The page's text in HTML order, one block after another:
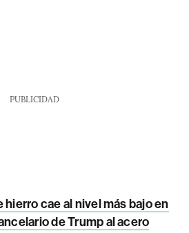
PUBLICIDAD
hierro cae al nivel más bajo en
de Trump al acero